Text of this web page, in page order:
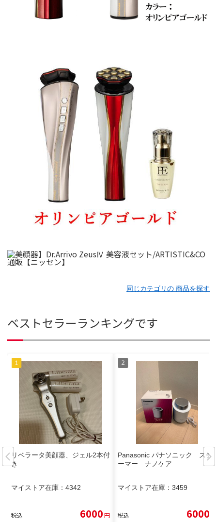
同じカテゴリの 商品を探す
ベストセラーランキングです
リベラータ美顔器、ジェル2本付
き
マイストア在庫： 4342
税込 6000円
Panasonic パナソニック スチ
ーマー ナノケア
マイストア在庫： 3459
税込 6000